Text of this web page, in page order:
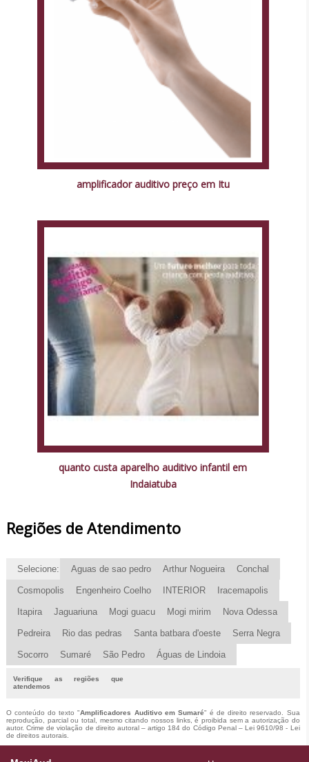
amplificador auditivo preço em Itu
quanto custa aparelho auditivo infantil em
Indaiatuba
Regiões de Atendimento
Selecione: Aguas de sao pedro Arthur Nogueira Conchal
Cosmopolis Engenheiro Coelho INTERIOR Iracemapolis
Itapira Jaguariuna Mogi guacu Mogi mirim Nova Odessa
Pedreira Rio das pedras Santa batbara d'oeste Serra Negra
Socorro Sumaré São Pedro Águas de Lindoia
Verifique as regiões que
atendemos
O conteúdo do texto "Amplificadores Auditivo em Sumaré" é de direito reservado. Sua
reprodução, parcial ou total, mesmo citando nossos links, é proibida sem a autorização do
autor. Crime de violação de direito autoral – artigo 184 do Código Penal –Lei 9610/98 - Lei
de direitos autorais.